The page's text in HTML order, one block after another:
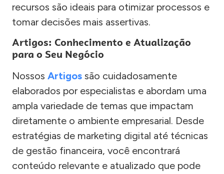
recursos são ideais para otimizar processos e
tomar decisões mais assertivas.
Artigos: Conhecimento e Atualização
para o Seu Negócio
Nossos Artigos são cuidadosamente
elaborados por especialistas e abordam uma
ampla variedade de temas que impactam
diretamente o ambiente empresarial. Desde
estratégias de marketing digital até técnicas
de gestão financeira, você encontrará
conteúdo relevante e atualizado que pode